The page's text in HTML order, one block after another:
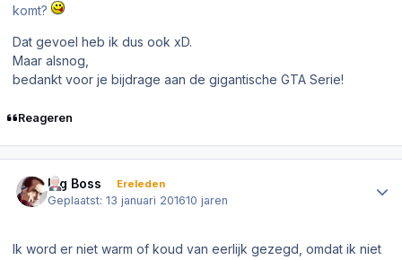
komt?
Dat gevoel heb ik dus ook xD.
Maar alsnog,
bedankt voor je bijdrage aan de gigantische GTA Serie!
Reageren
Big Boss Ereleden
Geplaatst:13 januari 201610 jaren
Ik word er niet warm of koud van eerlijk gezegd, omdat ik niet